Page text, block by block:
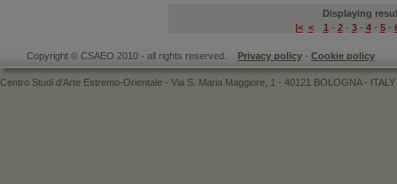
Displaying
|< < 1 - 2- 3- 4- 5-
Copyright © CSAEO 2010 - all rights reserved. Privacy policy - Cookie policy
Centro Studi d'Arte Estremo-Orientale - Via S. Maria Maggiore, 1 - 40121 BOLOGNA -